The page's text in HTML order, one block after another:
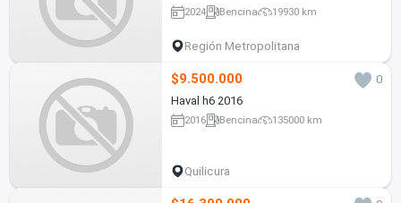
2024 Bencina 19930 km
Región Metropolitana
$9.500.000
0
Haval h6 2016
2016 Bencina 135000 km
Quilicura